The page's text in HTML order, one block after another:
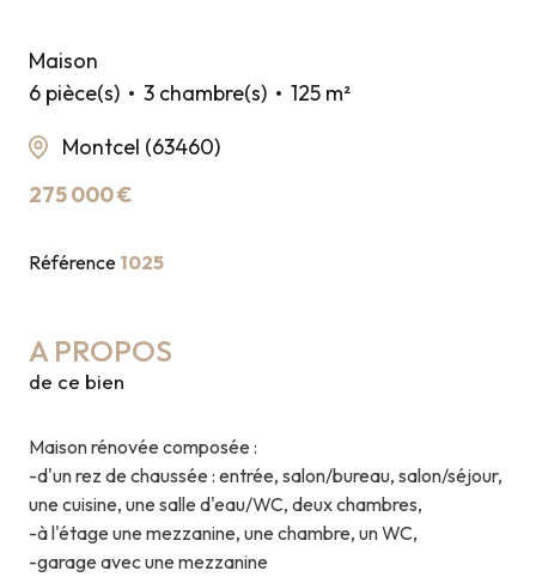
Maison
6 pièce(s)
3 chambre(s)
125 m²
Montcel (63460)
275 000 €
Référence 1025
A PROPOS
de ce bien
Maison rénovée composée :
-d'un rez de chaussée : entrée, salon/bureau, salon/séjour,
une cuisine, une salle d'eau/WC, deux chambres,
-à l'étage une mezzanine, une chambre, un WC,
-garage avec une mezzanine